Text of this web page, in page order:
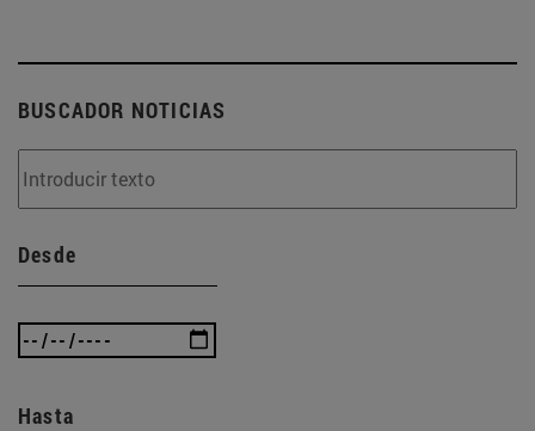
BUSCADOR NOTICIAS
Desde
Hasta